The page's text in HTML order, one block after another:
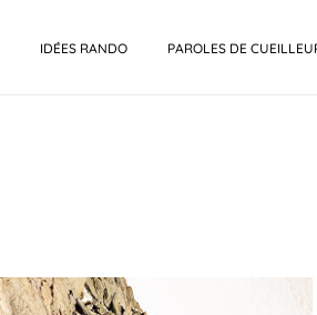
IDÉES RANDO PAROLES DE